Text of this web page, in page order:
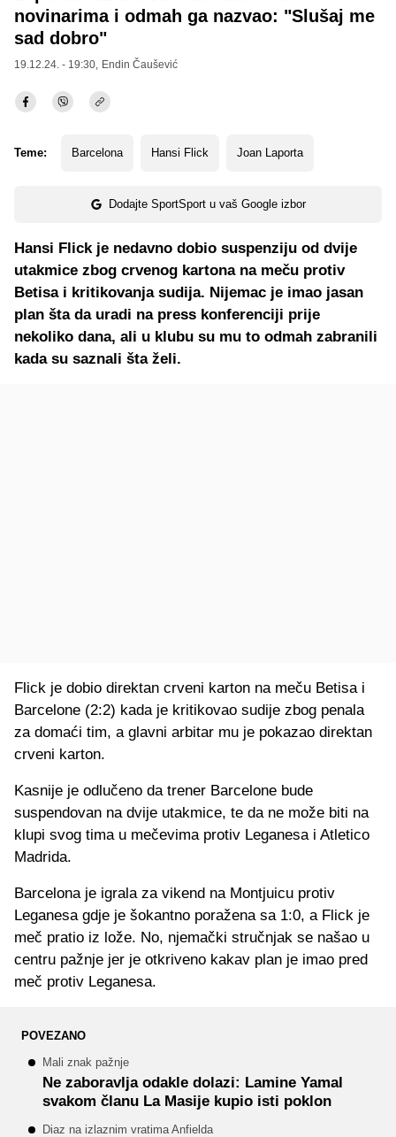
novinarima i odmah ga nazvao: "Slušaj me
sad dobro"
19.12.24. - 19:30, Endin Čaušević
Teme: Barcelona Hansi Flick Joan Laporta
Dodajte SportSport u vaš Google izbor
Hansi Flick je nedavno dobio suspenziju od dvije
utakmice zbog crvenog kartona na meču protiv
Betisa i kritikovanja sudija. Nijemac je imao jasan
plan šta da uradi na press konferenciji prije
nekoliko dana, ali u klubu su mu to odmah zabranili
kada su saznali šta želi.
Flick je dobio direktan crveni karton na meču Betisa i
Barcelone (2:2) kada je kritikovao sudije zbog penala
za domaći tim, a glavni arbitar mu je pokazao direktan
crveni karton.
Kasnije je odlučeno da trener Barcelone bude
suspendovan na dvije utakmice, te da ne može biti na
klupi svog tima u mečevima protiv Leganesa i Atletico
Madrida.
Barcelona je igrala za vikend na Montjuicu protiv
Leganesa gdje je šokantno poražena sa 1:0, a Flick je
meč pratio iz lože. No, njemački stručnjak se našao u
centru pažnje jer je otkriveno kakav plan je imao pred
meč protiv Leganesa.
POVEZANO
Mali znak pažnje
Ne zaboravlja odakle dolazi: Lamine Yamal
svakom članu La Masije kupio isti poklon
Diaz na izlaznim vratima Anfielda